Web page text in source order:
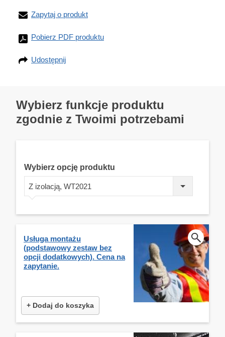
Zapytaj o produkt
Pobierz PDF produktu
Udostępnij
Wybierz funkcje produktu
zgodnie z Twoimi potrzebami
Wybierz opcję produktu
Z izolacją, WT2021
Usługa montażu
(podstawowy zestaw bez
opcji dodatkowych). Cena na
zapytanie.
+ Dodaj do koszyka